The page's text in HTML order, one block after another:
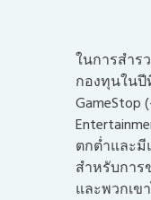
ในการสำร
กองทุนใน
GameStop
ตกต่ำและ
สำหรับการ
และพวกเข